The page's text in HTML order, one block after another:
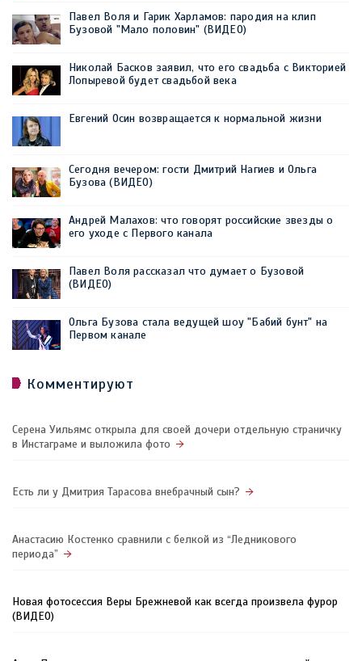
Павел Воля и Гарик Харламов: пародия на клип
Бузовой "Мало половин" (ВИДЕО)
Николай Басков заявил, что его свадьба с Викторией
Лопыревой будет свадьбой века
Евгений Осин возвращается к нормальной жизни
Сегодня вечером: гости Дмитрий Нагиев и Ольга
Бузова (ВИДЕО)
Андрей Малахов: что говорят российские звезды о
его уходе с Первого канала
Павел Воля рассказал что думает о Бузовой
(ВИДЕО)
Ольга Бузова стала ведущей шоу "Бабий бунт" на
Первом канале
Комментируют
Серена Уильямс открыла для своей дочери отдельную страничку
в Инстаграме и выложила фото
Есть ли у Дмитрия Тарасова внебрачный сын?
Анастасию Костенко сравнили с белкой из “Ледникового
периода”
Новая фотосессия Веры Брежневой как всегда произвела фурор
(ВИДЕО)